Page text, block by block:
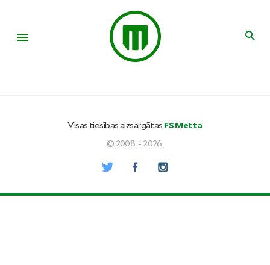
Visas tiesības aizsargātas FS Metta
© 2008. - 2026.